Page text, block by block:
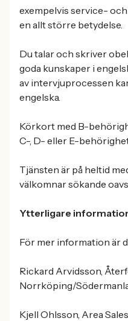
exempelvis service-
en allt större betydelse.
Du talar och skriver
goda kunskaper i
av intervjuprocessen
engelska.
Körkort med B-
C-, D- eller E-
Tjänsten är på heltid
välkomnar sökande
Ytterligare
För mer information är
Rickard Arvidsson,
Norrköping/
Kjell Ohlsson, Area